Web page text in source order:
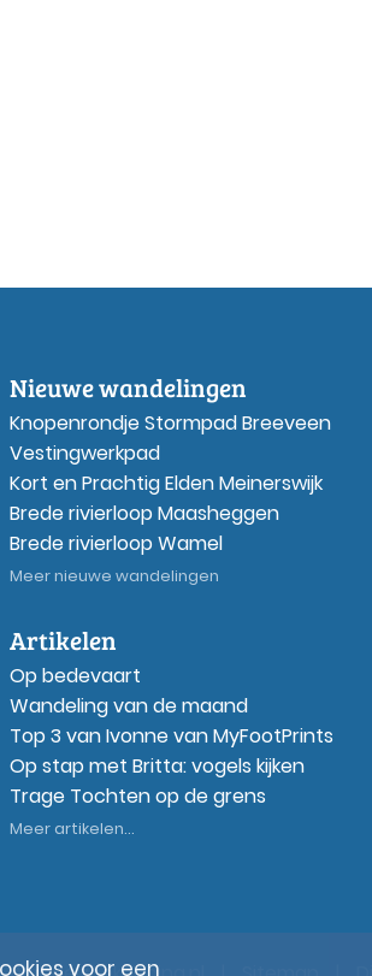
Nieuwe wandelingen
Knopenrondje Stormpad Breeveen
Vestingwerkpad
Kort en Prachtig Elden Meinerswijk
Brede rivierloop Maasheggen
Brede rivierloop Wamel
Meer nieuwe wandelingen
Artikelen
Op bedevaart
Wandeling van de maand
Top 3 van Ivonne van MyFootPrints
Op stap met Britta: vogels kijken
Trage Tochten op de grens
Meer artikelen...
voor een